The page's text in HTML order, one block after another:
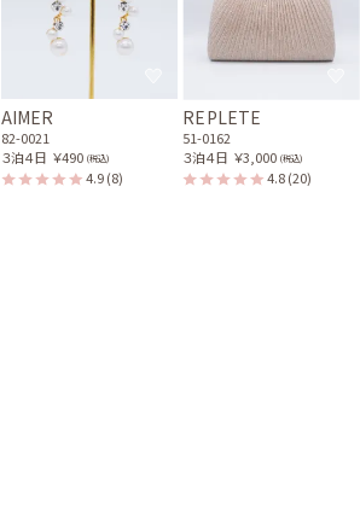
AIMER
82-0021
３泊４日 ￥490 (税込)
4.9(8)
REPLETE
51-0162
３泊４日 ￥3,000 (税込)
4.8(20)